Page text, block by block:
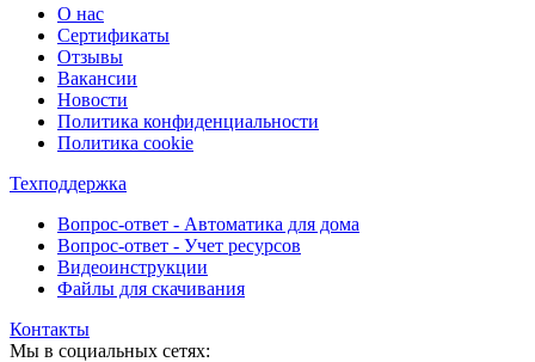
О нас
Сертификаты
Отзывы
Вакансии
Новости
Политика конфиденциальности
Политика cookie
Техподдержка
Вопрос-ответ - Автоматика для дома
Вопрос-ответ - Учет ресурсов
Видеоинструкции
Файлы для скачивания
Контакты
Мы в социальных сетях: